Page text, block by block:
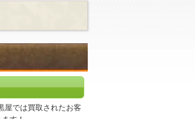
屋では買取されたお客